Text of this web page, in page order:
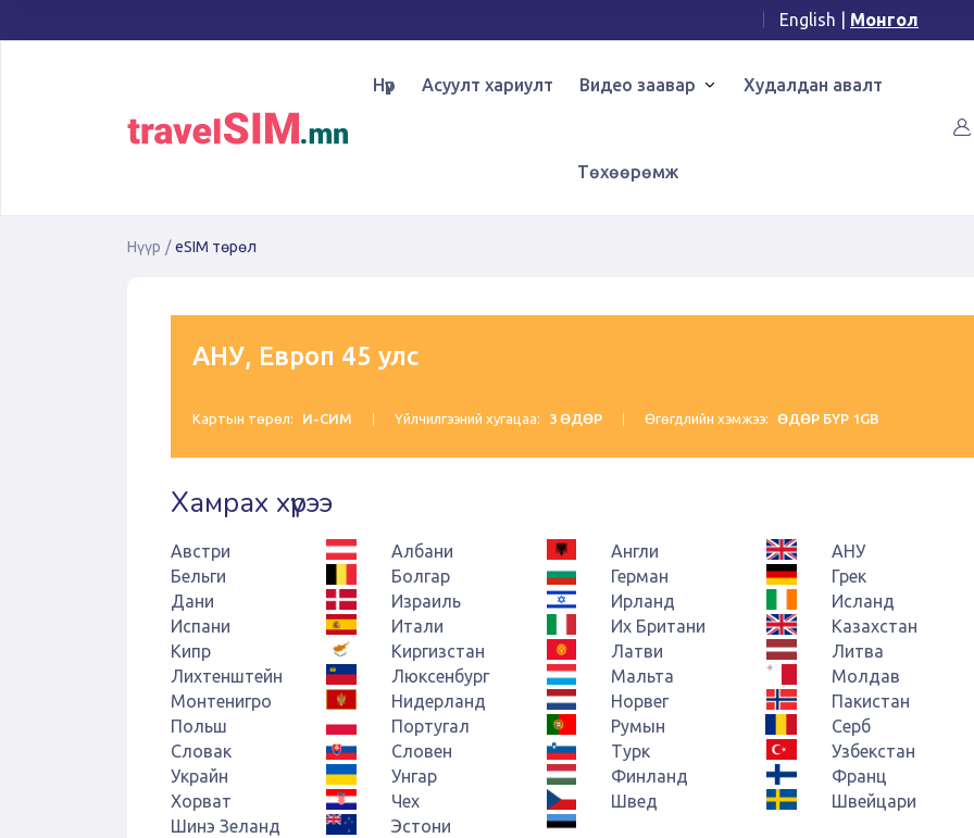
English Монгол
Нүүр Асуулт хариулт Видео заавар Худалдан авалт
Төхөөрөмж
Нүүр / eSIM төрөл
АНУ, Европ 45 улс
Картын төрөл: И-СИМ Үйлчилгээний хугацаа: 3 ӨДӨР Өгөгдлийн хэмжээ: ӨДӨР БҮР 1GB
Хамрах хүрээ
Австри Албани Англи
АНУ
Бельги
Болгар Герман
Грек
Дани
Израиль Ирланд
Исланд
Испани
Итали Их Британи
Казахстан
Кипр
Киргизстан Латви
Литва
Лихтенштейн
Люксенбург Мальта
Молдав
Монтенигро
Нидерланд Норвег
Пакистан
Польш
Португал Румын
Серб
Словак
Словен Турк
Узбекстан
Украйн
Унгар Финланд
Франц
Хорват
Чех Швед
Швейцари
Шинэ Зеланд
Эстони